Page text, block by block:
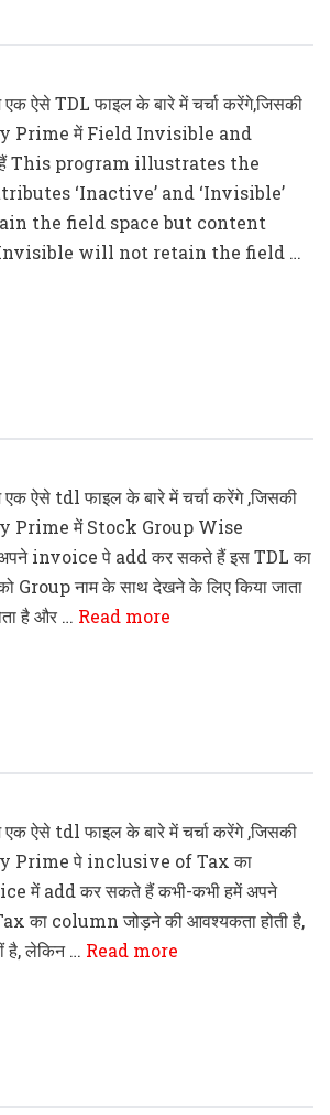
ऐसे TDL फाइल के बारे में चर्चा करेंगे,जिसकी
Prime में Field Invisible and
This program illustrates the
‘Inactive’ and ‘Invisible’
the field space but content
will not retain the field …
एक ऐसे tdl फाइल के बारे में चर्चा करेंगे ,जिसकी
Prime में Stock Group Wise
invoice पे add कर सकते हैं इस TDL का
Group नाम के साथ देखने के लिए किया जाता
है और … Read more
एक ऐसे tdl फाइल के बारे में चर्चा करेंगे ,जिसकी
Prime पे inclusive of Tax का
में add कर सकते हैं कभी-कभी हमें अपने
का column जोड़ने की आवश्यकता होती है,
है, लेकिन … Read more